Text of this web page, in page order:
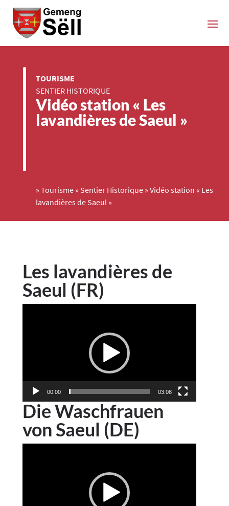
TOURISME
SENTIER HISTORIQUE
Vidéo station « Les
lavandières de Saeul »
» Tourisme » Sentier Historique » Vidéo station « Les
lavandières de Saeul »
Les lavandières de
Saeul (FR)
00:00 03:08
Die Waschfrauen
von Saeul (DE)